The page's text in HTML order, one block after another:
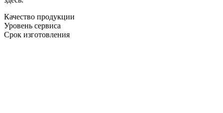
Качество продукции
Уровень сервиса
Срок изготовления